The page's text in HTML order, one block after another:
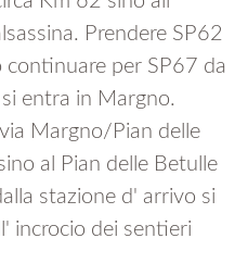
Prendere SP62
continuare per SP67 da
entra in Margno.
Margno/Pian delle
al Pian delle Betulle
stazione d' arrivo si
incrocio dei sentieri